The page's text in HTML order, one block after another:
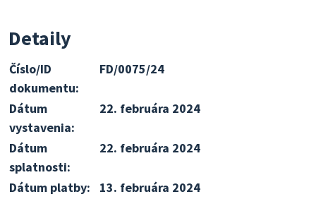
Detaily
Číslo/ID
dokumentu:
FD/0075/24
Dátum
vystavenia:
22. februára 2024
Dátum
splatnosti:
22. februára 2024
Dátum platby:
13. februára 2024